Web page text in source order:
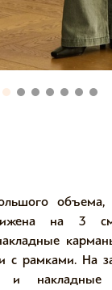
объема,
на 3
с рамками. На
и